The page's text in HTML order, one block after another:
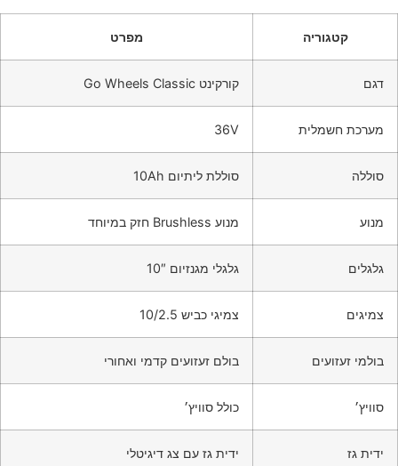
קטגוריה מפרט
דגם קורקינט Go Wheels Classic
מערכת חשמלית 36V
סוללה סוללת ליתיום 10Ah
מנוע מנוע Brushless חזק במיוחד
גלגלים גלגלי מגנזיום 10″
צמיגים צמיגי כביש 10/2.5
בולמי זעזועים בולם זעזועים קדמי ואחורי
סוויץ׳ כולל סוויץ׳
ידית גז ידית גז עם צג דיגיטלי